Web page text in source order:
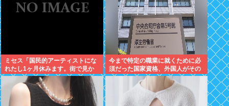
ミセス「国民的アーティストにな
れたし1ヶ月休みます。街で見か
けても声掛けないでね」
今まで特定の職業に就くために必
須だった国家資格、外国人がその
職に就く場合は不要へと方針切り